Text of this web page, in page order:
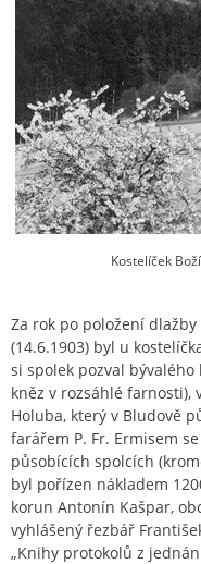
Kostelíček
Za rok po položení
(14.6.1903) byl u
si spolek pozval
kněz v rozsáhlé farnosti),
Holuba, který v Bludově
farářem P. Fr. Ermisem
působících spolcích
byl pořízen nákladem
korun Antonín Kašpar,
vyhlášený řezbář
„Knihy protokolů z